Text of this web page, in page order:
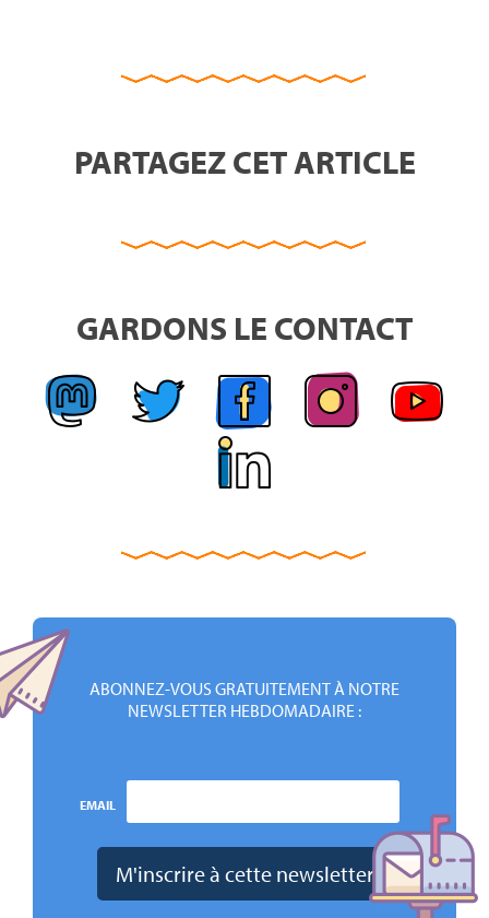
PARTAGEZ CET ARTICLE
GARDONS LE CONTACT
ABONNEZ-VOUS GRATUITEMENT À NOTRE
NEWSLETTER HEBDOMADAIRE :
EMAIL